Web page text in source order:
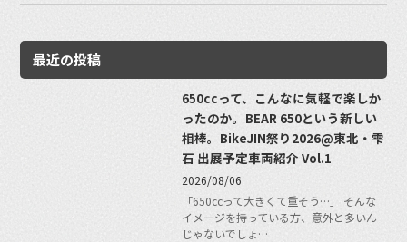
最近の投稿
650ccって、こんなに気軽で楽しか
ったのか。BEAR 650という新しい
相棒。BikeJIN祭り2026@東北・雫
石 出展予定車両紹介 Vol.1
2026/08/06
「650ccって大きくて重そう…」 そんな
イメージを持っている方、意外と多いん
じゃないでしょ…